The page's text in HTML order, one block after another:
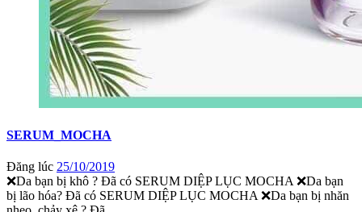
SERUM_MOCHA
Đăng lúc 25/10/2019
❌Da bạn bị khô ? Đã có SERUM DIỆP LỤC MOCHA ❌Da bạn
bị lão hóa? Đã có SERUM DIỆP LỤC MOCHA ❌Da bạn bị nhăn